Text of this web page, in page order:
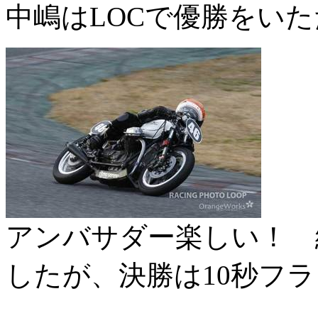
中嶋はLOCで優勝をい
アンバサダー楽しい！
したが、決勝は10秒フ